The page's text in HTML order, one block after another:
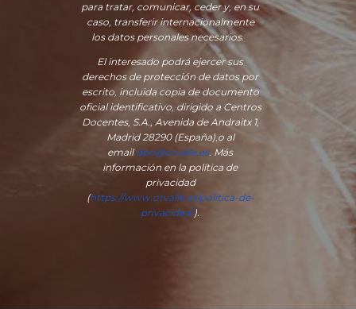
para tratar, comunicar, ceder y, en su
caso, transferir internacionalmente
los datos personales necesarios.
El interesado podrá ejercer sus
derechos de protección de datos por
escrito, incluida copia de documento
oficial identificativo, dirigido a Centros
Docentes, S.A., Avenida de Andraitx 1,
Madrid 28290 (España),o al
emaildpo@orvalle.es. Más
información en la política de
privacidad
(https://www.orvalle.es/politica-de-
privacidad/).